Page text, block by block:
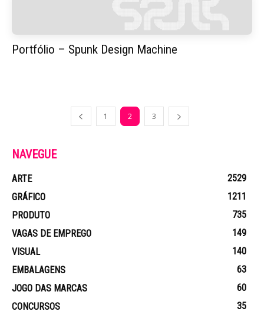
Portfólio – Spunk Design Machine
1 2 3
NAVEGUE
ARTE
2529
GRÁFICO
1211
PRODUTO
735
VAGAS DE EMPREGO
149
VISUAL
140
EMBALAGENS
63
JOGO DAS MARCAS
60
CONCURSOS
35